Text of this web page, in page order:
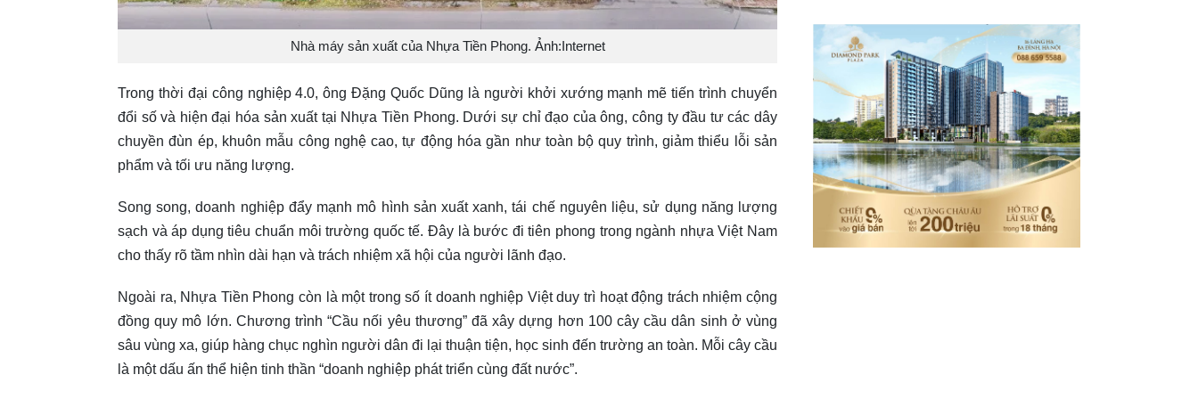
Nhà máy sản xuất của Nhựa Tiền Phong. Ảnh:Internet
Trong thời đại công nghiệp 4.0, ông Đặng Quốc Dũng là người khởi xướng mạnh mẽ tiến trình chuyển
đổi số và hiện đại hóa sản xuất tại Nhựa Tiền Phong. Dưới sự chỉ đạo của ông, công ty đầu tư các dây
chuyền đùn ép, khuôn mẫu công nghệ cao, tự động hóa gần như toàn bộ quy trình, giảm thiểu lỗi sản
phẩm và tối ưu năng lượng.
Song song, doanh nghiệp đẩy mạnh mô hình sản xuất xanh, tái chế nguyên liệu, sử dụng năng lượng
sạch và áp dụng tiêu chuẩn môi trường quốc tế. Đây là bước đi tiên phong trong ngành nhựa Việt Nam
cho thấy rõ tầm nhìn dài hạn và trách nhiệm xã hội của người lãnh đạo.
Ngoài ra, Nhựa Tiền Phong còn là một trong số ít doanh nghiệp Việt duy trì hoạt động trách nhiệm cộng
đồng quy mô lớn. Chương trình “Cầu nối yêu thương” đã xây dựng hơn 100 cây cầu dân sinh ở vùng
sâu vùng xa, giúp hàng chục nghìn người dân đi lại thuận tiện, học sinh đến trường an toàn. Mỗi cây cầu
là một dấu ấn thể hiện tinh thần “doanh nghiệp phát triển cùng đất nước”.